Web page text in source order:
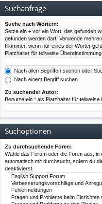
rif
f
Suchanfrage
Suche nach Wörtern:
Setze ein + vor ein Wort, das gefunden
gefunden werden darf. Verwende
Klammer, wenn nur eines der Wörter
Platzhalter für teilweise
Nach allen Begriffen suchen oder
Nach einem Begriff suchen
Zu suchender Autor:
Benutze ein * als Platzhalter für teilweise
Suchoptionen
Zu durchsuchende Foren:
Wähle das Forum oder die Foren aus,
automatisch mit durchsucht, sofern du
deaktivierst.